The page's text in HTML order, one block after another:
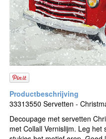
33313550 Servetten -
Decoupage met servetten
met Collall Vernislijm. Leg